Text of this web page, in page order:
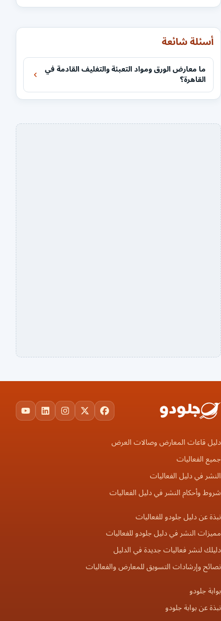
أسئلة شائعة
ما معارض الورق ومواد التعبئة والتغليف القادمة في
القاهرة؟
Facebook
X
Instagram
LinkedIn
دليل قاعات المعارض وصالات العرض
جميع الفعاليات
النشر في دليل الفعاليات
شروط وأحكام النشر في دليل الفعاليات
نبذة عن دليل جلودو للفعاليات
مميزات النشر في دليل جلودو للفعاليات
دليلك لنشر فعاليات جديدة في الدليل
نصائح وإرشادات التسويق للمعارض والفعاليات
بوابة جلودو
نبذة عن بوابة جلودو